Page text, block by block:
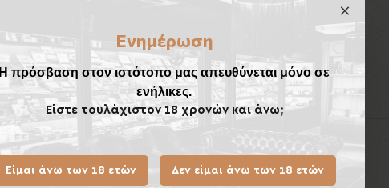
Ενημέρωση
Η πρόσβαση στον ιστότοπο μας απευθύνεται μόνο σε
ενήλικες.
Είστε τουλάχιστον 18 χρονών και άνω;
Είμαι άνω των 18 ετών Δεν είμαι άνω των 18 ετών
Ίδιας Κατηγορίας